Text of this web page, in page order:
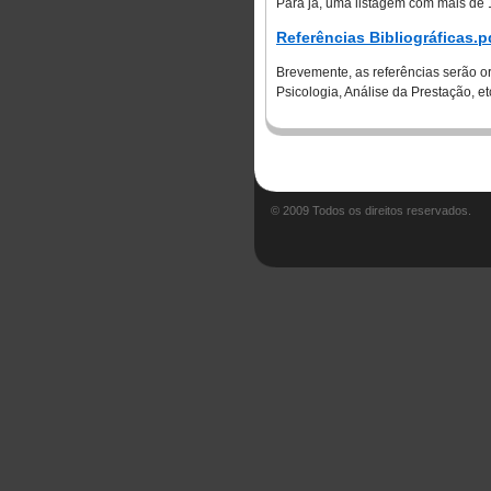
Para já, uma listagem com mais de
Referências
Brevemente, as referências serão
Psicologia, Análise da Prestação,
© 2009 Todos os direitos reservados.